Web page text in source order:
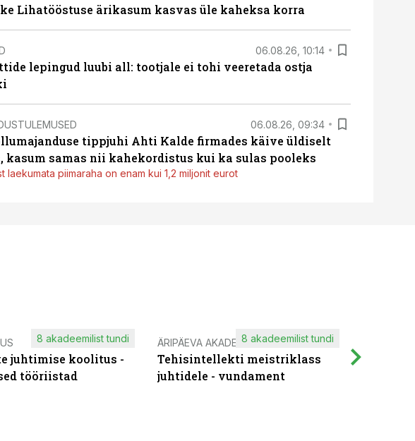
Lihatööstuse ärikasum kasvas üle kaheksa korra
06.08.26, 10:14
lepingud luubi all: tootjale ei tohi veeretada ostja
06.08.26, 09:34
tippjuhi Ahti Kalde firmades käive üldiselt
kasum samas nii kahekordistus kui ka sulas pooleks
laekumata piimaraha on enam kui 1,2 miljonit eurot
juhtimise koolitus -
tööriistad
8 akadeemilist tundi ÄRIPÄEVA AKADEEMIA
Tehisintellekti meistriklass
juhtidele - vundament
8 akadeemilist tundi